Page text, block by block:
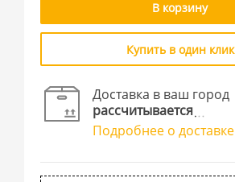
В корзину
Купить в один клик
Доставка в ваш город
рассчитывается
Подробнее о доставке